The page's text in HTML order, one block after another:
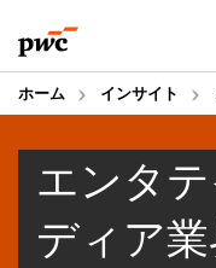
to
content
to
footer
ホーム インサイト
エンタ
ディア